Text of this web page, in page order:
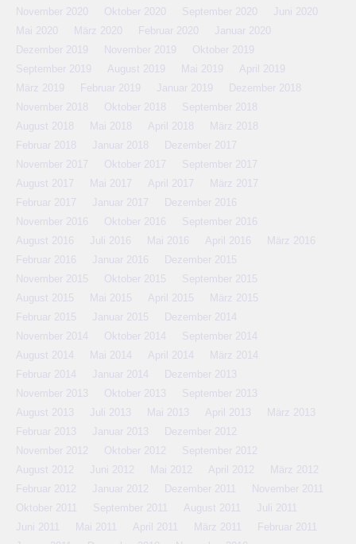
November 2020
Oktober 2020 September 2020
Juni 2020
Mai 2020
März 2020 Februar 2020
Januar 2020
Dezember 2019
November 2019
Oktober 2019
September 2019
August 2019 Mai 2019
April 2019
März 2019
Februar 2019 Januar 2019
Dezember 2018
November 2018
Oktober 2018
September 2018
August 2018
Mai 2018 April 2018
März 2018
Februar 2018
Januar 2018
Dezember 2017
November 2017
Oktober 2017
September 2017
August 2017
Mai 2017 April 2017
März 2017
Februar 2017
Januar 2017
Dezember 2016
November 2016
Oktober 2016
September 2016
August 2016
Juli 2016 Mai 2016 April 2016
März 2016
Februar 2016
Januar 2016
Dezember 2015
November 2015
Oktober 2015
September 2015
August 2015
Mai 2015 April 2015
März 2015
Februar 2015
Januar 2015
Dezember 2014
November 2014
Oktober 2014
September 2014
August 2014
Mai 2014 April 2014
März 2014
Februar 2014
Januar 2014
Dezember 2013
November 2013
Oktober 2013
September 2013
August 2013
Juli 2013 Mai 2013 April 2013
März 2013
Februar 2013
Januar 2013
Dezember 2012
November 2012
Oktober 2012
September 2012
August 2012
Juni 2012 Mai 2012 April 2012
März 2012
Februar 2012
Januar 2012 Dezember 2011
November 2011
Oktober 2011
September 2011 August 2011
Juli 2011
Juni 2011
Mai 2011 April 2011 März 2011
Februar 2011